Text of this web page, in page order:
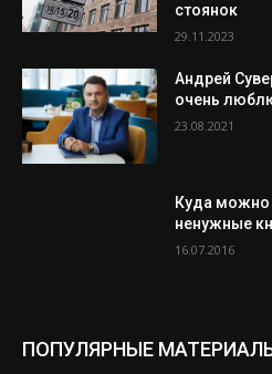
стоянок
29.11.2023
Андрей
очень
23.08.2021
Куда можно
ненужные
16.07.2016
ПОПУЛЯРНЫЕ